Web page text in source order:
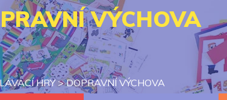
VÝCHOVA
HRY>DOPRAVNÍ VÝCHOVA